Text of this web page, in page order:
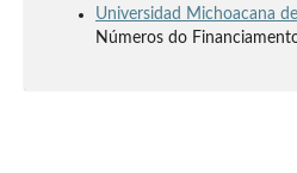
Universidad Michoacana
Números do